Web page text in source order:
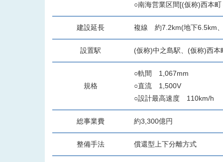
○南海営業区間[(仮称)西本
建設延長 複線 約7.2km(地下6.5km
設置駅 (仮称)中之島駅、(仮称)西
規格
○軌間 1,067mm
○直流 1,500V
○設計最高速度 110km/h
総事業費 約3,300億円
整備手法 償還型上下分離方式